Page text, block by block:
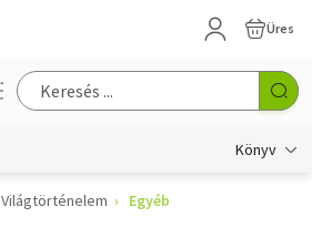
Üres
Könyv
Világtörténelem Egyéb